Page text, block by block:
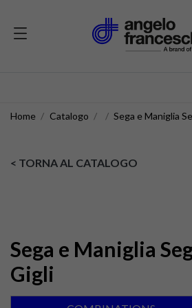
Home Catalogo Sega e Maniglia
< TORNA AL CATALOGO
Sega e Maniglia
Gigli